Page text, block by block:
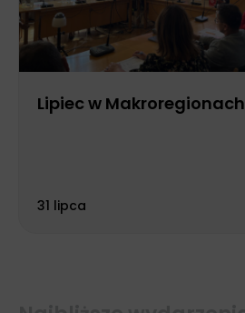
Lipiec w Makroregionach
31 lipca